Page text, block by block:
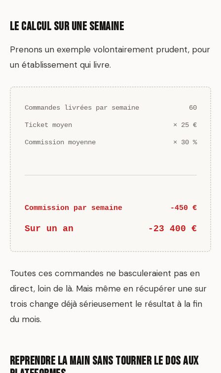
Le calcul sur une semaine
Prenons un exemple volontairement prudent, pour
un établissement qui livre.
Commandes livrées par semaine 60
Ticket moyen × 25 €
Commission moyenne × 30 %
Commission par semaine -450 €
Sur un an -23 400 €
Toutes ces commandes ne basculeraient pas en
direct, loin de là. Mais même en récupérer une sur
trois change déjà sérieusement le résultat à la fin
du mois.
Reprendre la main sans tourner le dos aux